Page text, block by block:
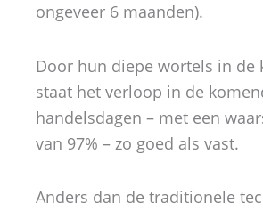
ongeveer 6 maanden).
Door hun diepe wortels in de
staat het verloop in de
handelsdagen – met een
van 97% – zo goed als vast.
Anders dan de traditionele